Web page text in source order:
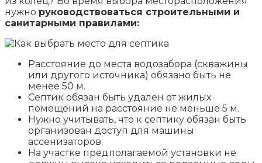
нужно руководствоваться строительными и
санитарными правилами:
Расстояние до места водозабора (скважины
или другого источника) обязано быть не
менее 50 м.
Септик обязан быть удален от жилых
помещений на расстояние не меньше 5 м.
Нужно учитывать, что к септику обязан быть
организован доступ для машины
ассенизаторов.
На участке предполагаемой установки не